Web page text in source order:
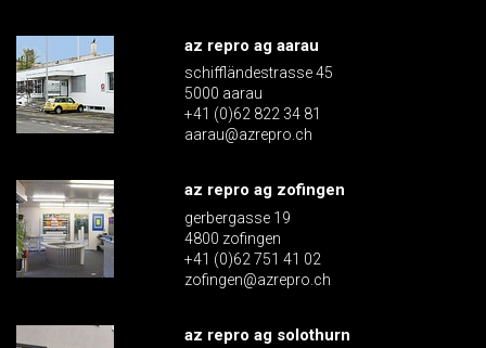
az repro ag aarau
schiffländestrasse 45
5000 aarau
+41 (0)62 822 34 81
aarau@azrepro.ch
az repro ag zofingen
gerbergasse 19
4800 zofingen
+41 (0)62 751 41 02
zofingen@azrepro.ch
az repro ag solothurn